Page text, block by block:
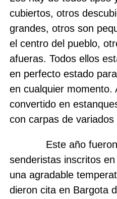
cubiertos, otros
grandes, otros son
el centro del pueblo,
afueras. Todos ellos
en perfecto estado
en cualquier momento.
convertido en
con carpas de variados
Este año fueron
senderistas inscritos
una agradable
dieron cita en Bargota